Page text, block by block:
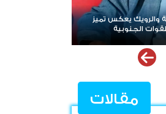
الانتقالي لا يختزل الجنوب.. وتوحيد
الدولة أولوية تفرضها الحكمة
مقالات